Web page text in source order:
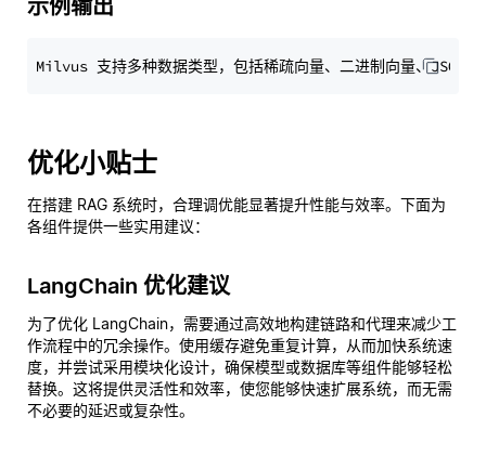
示例输出
优化小贴士
在搭建 RAG 系统时，合理调优能显著提升性能与效率。下面为
各组件提供一些实用建议：
LangChain 优化建议
为了优化 LangChain，需要通过高效地构建链路和代理来减少工
作流程中的冗余操作。使用缓存避免重复计算，从而加快系统速
度，并尝试采用模块化设计，确保模型或数据库等组件能够轻松
替换。这将提供灵活性和效率，使您能够快速扩展系统，而无需
不必要的延迟或复杂性。